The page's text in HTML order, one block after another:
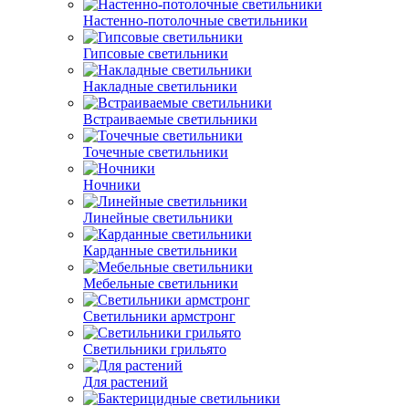
Настенно-потолочные светильники
Гипсовые светильники
Накладные светильники
Встраиваемые светильники
Точечные светильники
Ночники
Линейные светильники
Карданные светильники
Мебельные светильники
Светильники армстронг
Светильники грильято
Для растений